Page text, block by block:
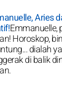
Aries
Emmanuelle,
Horoskop,
dialah
di balik